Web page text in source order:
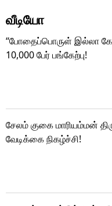
வீடியோ
“போதைப்பொருள் இல்லா
10,000 பேர் பங்கேற்பு!
சேலம் குகை மாரியம்மன்
வேடிக்கை நிகழ்ச்சி!